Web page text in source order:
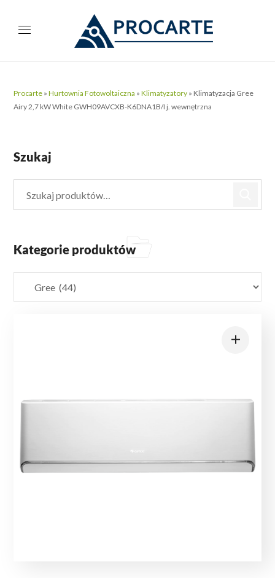
Procarte »Hurtownia Fotowoltaiczna »Klimatyzatory » Klimatyzacja Gree
Airy 2,7 kW White GWH09AVCXB-K6DNA1B/I j. wewnętrzna
Szukaj
Kategorie produktów